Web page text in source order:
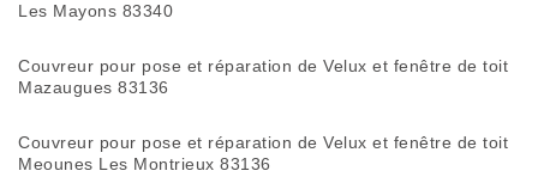
Les Mayons 83340
Couvreur pour pose et réparation de Velux et fenêtre de toit
Mazaugues 83136
Couvreur pour pose et réparation de Velux et fenêtre de toit
Meounes Les Montrieux 83136